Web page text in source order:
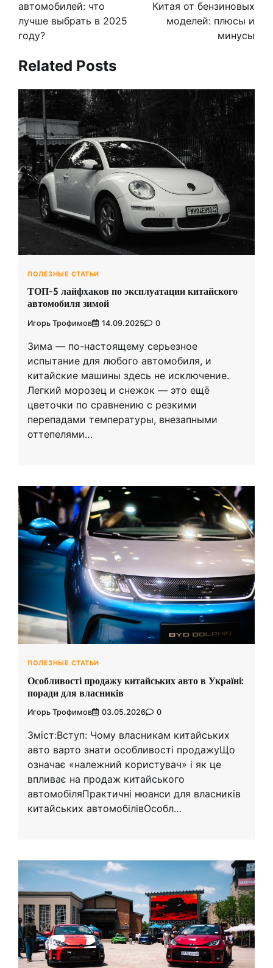
автомобилей: что
лучше выбрать в 2025
году?
Китая от бензиновых
моделей: плюсы и
минусы
Related Posts
ПОЛЕЗНЫЕ СТАТЬИ
ТОП-5 лайфхаков по эксплуатации китайского
автомобиля зимой
Игорь Трофимов 14.09.2025 0
Зима — по-настоящему серьезное
испытание для любого автомобиля, и
китайские машины здесь не исключение.
Легкий морозец и снежок — это ещё
цветочки по сравнению с резкими
перепадами температуры, внезапными
оттепелями…
ПОЛЕЗНЫЕ СТАТЬИ
Особливості продажу китайських авто в Україні:
поради для власників
Игорь Трофимов 03.05.2026 0
Зміст:Вступ: Чому власникам китайських
авто варто знати особливості продажуЩо
означає «належний користувач» і як це
впливає на продаж китайського
автомобіляПрактичні нюанси для власників
китайських автомобілівОсобл…